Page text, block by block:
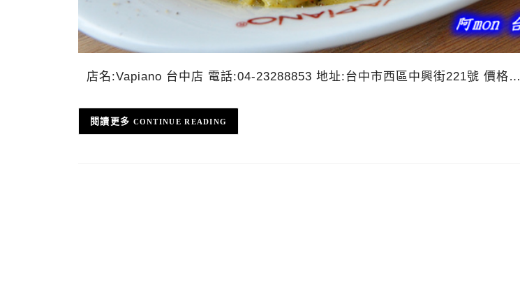
店名:Vapiano 台中店 電話:04-23288853 地址:台中市西區中興街221號 價格…
CONTINUE READING